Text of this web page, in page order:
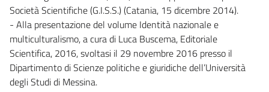
Società Scientifiche (G.I.S.S.) (Catania, 15 dicembre 2014).
- Alla presentazione del volume Identità nazionale e
multiculturalismo, a cura di Luca Buscema, Editoriale
Scientifica, 2016, svoltasi il 29 novembre 2016 presso il
Dipartimento di Scienze politiche e giuridiche dell’Università
degli Studi di Messina.